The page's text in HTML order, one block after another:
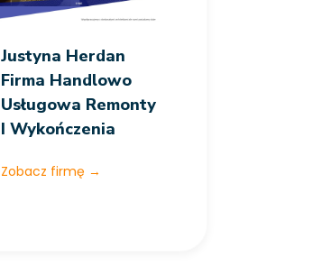
Justyna Herdan
Firma Handlowo
Usługowa Remonty
I Wykończenia
Zobacz firmę →